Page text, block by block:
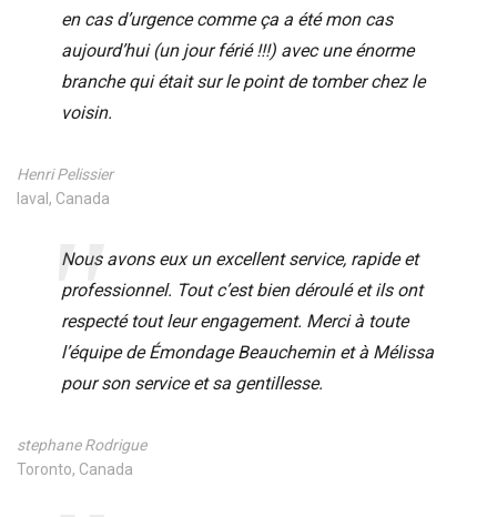
en cas d’urgence comme ça a été mon cas
aujourd’hui (un jour férié !!!) avec une énorme
branche qui était sur le point de tomber chez le
voisin.
Henri Pelissier
laval, Canada
Nous avons eux un excellent service, rapide et
professionnel. Tout c’est bien déroulé et ils ont
respecté tout leur engagement. Merci à toute
l’équipe de Émondage Beauchemin et à Mélissa
pour son service et sa gentillesse.
stephane Rodrigue
Toronto, Canada